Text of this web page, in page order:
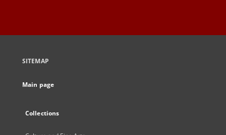
SITEMAP
Main page
Collections